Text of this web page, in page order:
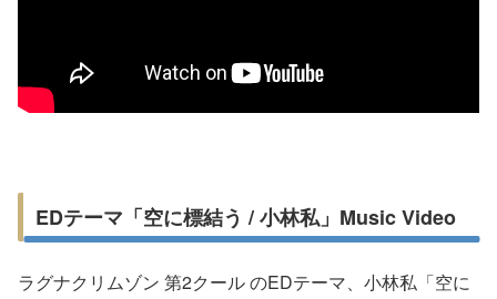
EDテーマ「空に標結う / 小林私」Music Video
ラグナクリムゾン 第2クール のEDテーマ、小林私「空に